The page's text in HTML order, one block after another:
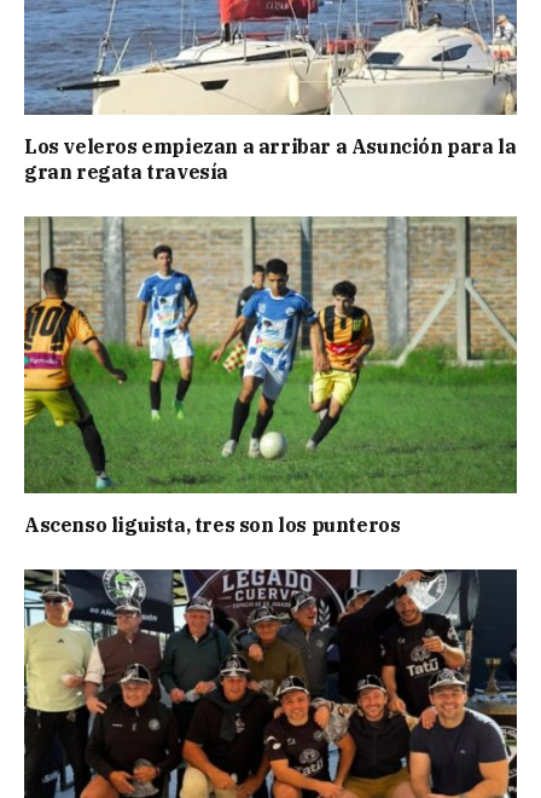
Los veleros empiezan a arribar a Asunción para la
gran regata travesía
Ascenso liguista, tres son los punteros